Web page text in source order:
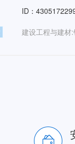
ID：
建设工程与建材